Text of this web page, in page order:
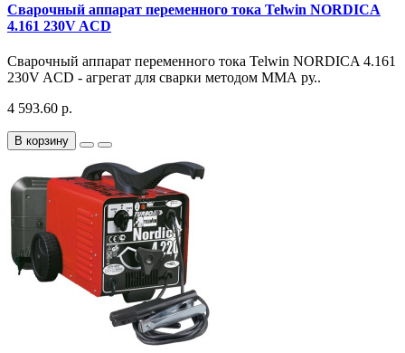
Сварочный аппарат переменного тока Telwin NORDICA
4.161 230V ACD
Сварочный аппарат переменного тока Telwin NORDICA 4.161
230V ACD - агрегат для сварки методом ММА ру..
4 593.60 р.
В корзину